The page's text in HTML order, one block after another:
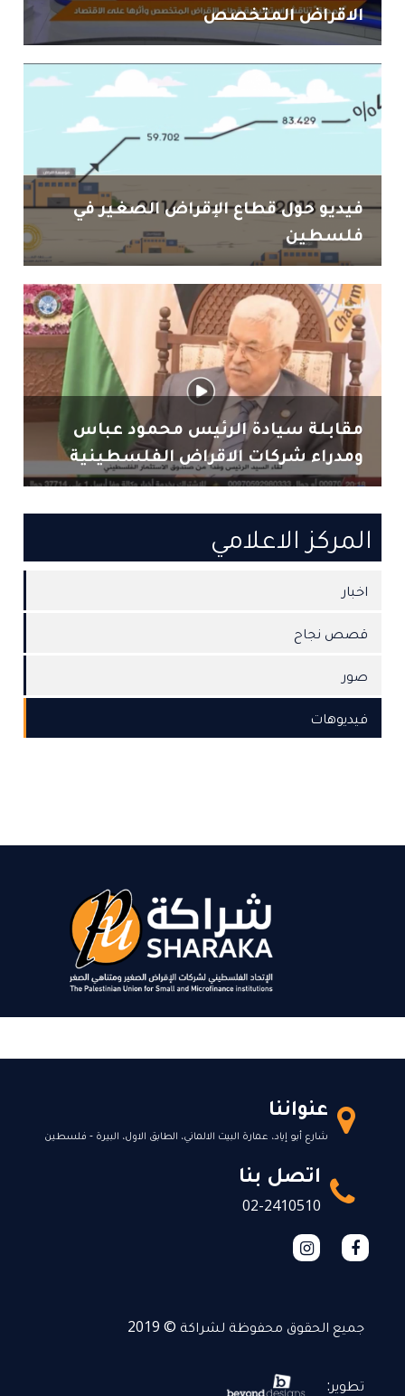
الاقراض المتخصص
فيديو حول قطاع الإقراض الصغير في
فلسطين
مقابلة سيادة الرئيس محمود عباس
ومدراء شركات الاقراض الفلسطينية
المركز الاعلامي
اخبار
قصص نجاح
صور
فيديوهات
عنواننا
شارع أبو إياد، عمارة البيت الالماني، الطابق الاول، البيرة - فلسطين
اتصل بنا
02-2410510
جميع الحقوق محفوظة لشراكة © 2019
تطوير: